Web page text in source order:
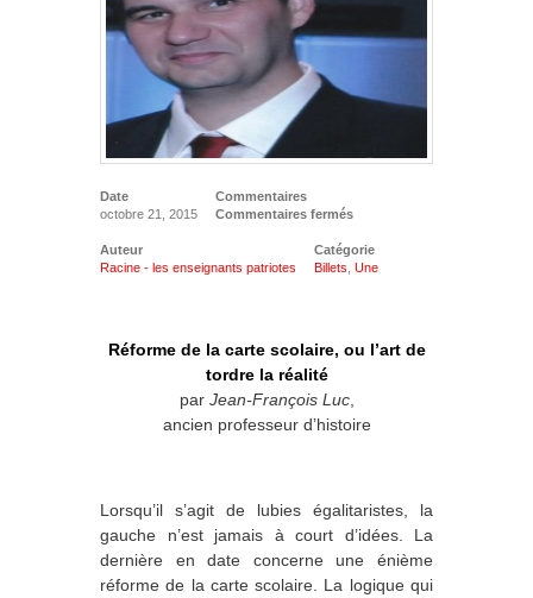
Date
octobre 21, 2015
Commentaires
Commentaires fermés
Auteur
Racine - les enseignants patriotes
Catégorie
Billets Une
Réforme de la carte scolaire, ou l’art de
tordre la réalité
par Jean-François Luc,
ancien professeur d’histoire
Lorsqu’il s’agit de lubies égalitaristes, la
gauche n’est jamais à court d’idées. La
dernière en date concerne une énième
réforme de la carte scolaire. La logique qui